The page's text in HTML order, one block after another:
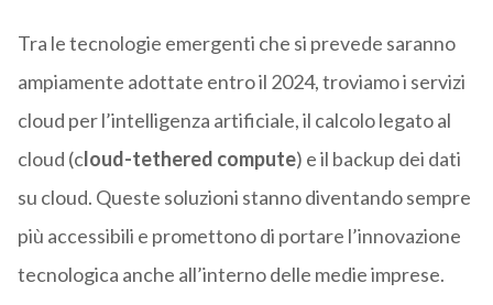
Tra le tecnologie emergenti che si prevede saranno
ampiamente adottate entro il 2024, troviamo i servizi
cloud per l’intelligenza artificiale, il calcolo legato al
cloud (cloud-tethered compute) e il backup dei dati
su cloud. Queste soluzioni stanno diventando sempre
più accessibili e promettono di portare l’innovazione
tecnologica anche all’interno delle medie imprese.